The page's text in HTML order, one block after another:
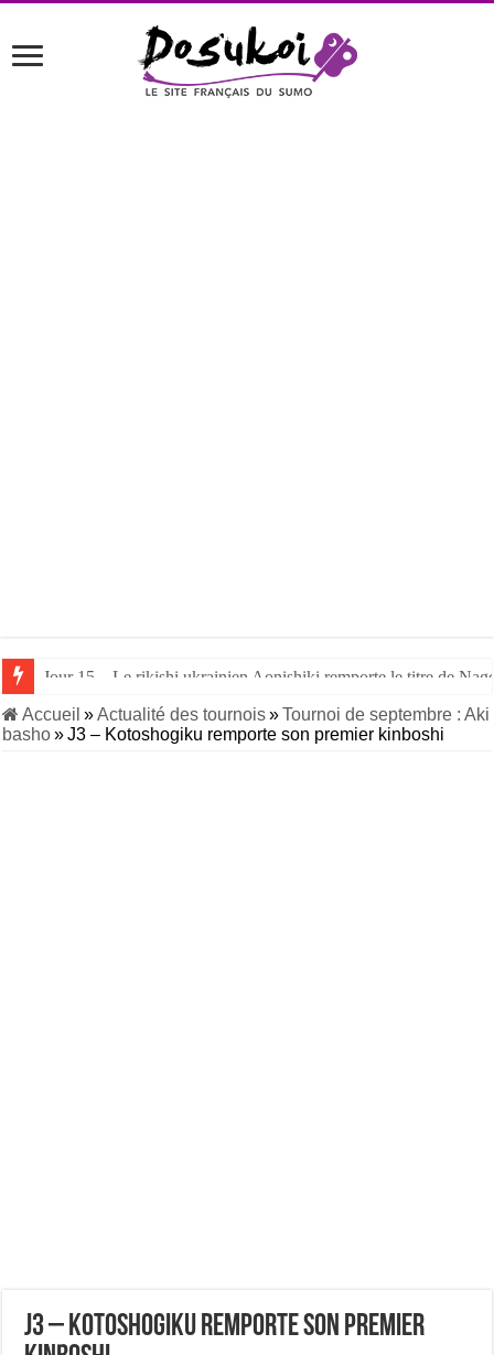
Jour 15 – Le rikishi ukrainien Aonishiki remporte le titre de
Jour 14 – Aonishiki triomphe de Takerufuji et se rapproche du
Accueil »Actualité des tournois»Tournoi de septembre : Aki
basho»J3 – Kotoshogiku remporte son premier kinboshi
J3 – Kotoshogiku remporte son premier